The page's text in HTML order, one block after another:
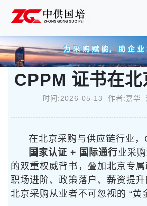
CPPM 证书在
时间:2026-05-13 作者:嘉华
在北京采购与供应链行业
业采
国家认证 + 国际通行
的双重权威背书，叠加北京专
职场进阶、政策落户、薪资提
北京采购从业者不可忽视的 “黄